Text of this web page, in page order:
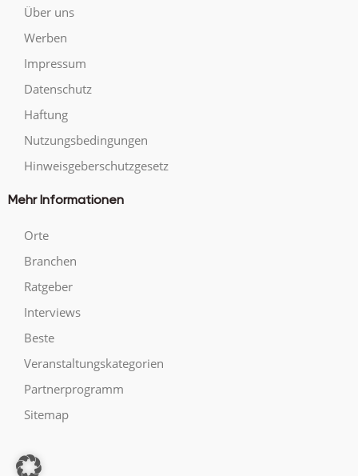
Über uns
Werben
Impressum
Datenschutz
Haftung
Nutzungsbedingungen
Hinweisgeberschutzgesetz
Mehr Informationen
Orte
Branchen
Ratgeber
Interviews
Beste
Veranstaltungskategorien
Partnerprogramm
Sitemap